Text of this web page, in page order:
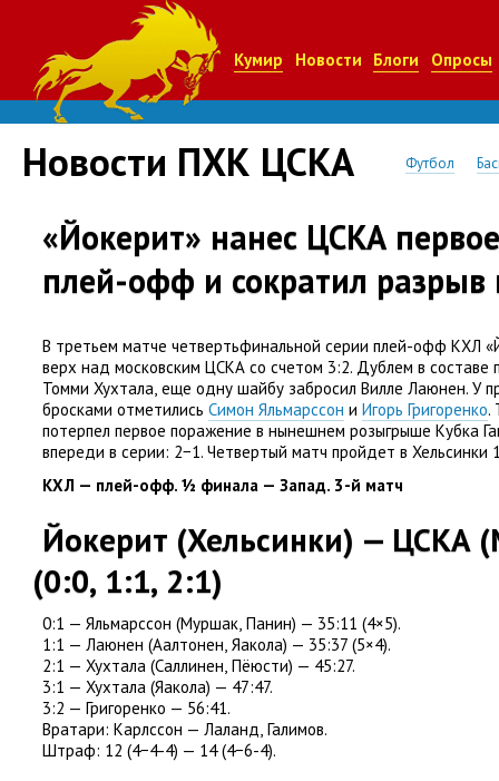
Кумир Новости Блоги Опросы
Новости ПХК ЦСКА Футбол
«Йокерит» нанес ЦСКА
плей-офф и сократил разрыв
В третьем матче четвертьфинальной серии плей-офф КХЛ «
верх над московским ЦСКА со счетом 3:2. Дублем в составе
Томми Хухтала, еще одну шайбу забросил Вилле Лаюнен. У
бросками отметились Симон Яльмарссон и Игорь Григоренко.
потерпел первое поражение в нынешнем розыгрыше Кубка
впереди в серии: 2−1. Четвертый матч пройдет в Хельсинки
КХЛ — плей-офф. ½ финала — Запад. 3-й матч
Йокерит (Хельсинки) — ЦСКА (
(0:0, 1:1, 2:1)
0:1 — Яльмарссон (Муршак, Панин) — 35:11 (4×5).
1:1 — Лаюнен (Аалтонен, Яакола) — 35:37 (5×4).
2:1 — Хухтала (Саллинен, Пёюсти) — 45:27.
3:1 — Хухтала (Яакола) — 47:47.
3:2 — Григоренко — 56:41.
Вратари: Карлссон — Лаланд, Галимов.
Штраф: 12 (4−4-4) — 14 (4−6-4).